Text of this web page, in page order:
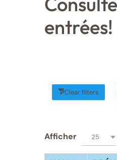
entrées!
Clear filters
Afficher 25